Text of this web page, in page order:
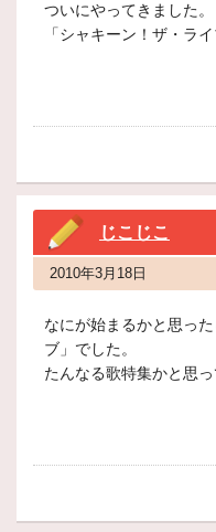
ついにやってきました。
「シャキーン！ザ・ラ
じこじこ
2010年3月18日
なにが始まるかと思っ
ブ」でした。
たんなる歌特集かと思